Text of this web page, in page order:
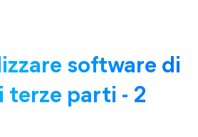
software di
terze parti - 2